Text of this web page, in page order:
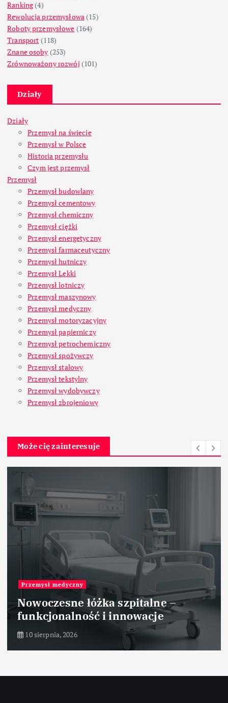
Ranking(4)
Rewolucja przemysłowa (15)
Roboty przemysłowe (164)
Transport (118)
Znane osoby (253)
Zrównoważony rozwój (101)
Działy
Działy
Przemysł na świecie
Przemysł w Polsce
Historia przemysłu
Czym jest przemysł
Przemysł
Przemysł budowlany
Przemysł cementowy
Przemysł chemiczny
Przemysł ciężki
Przemysł energetyczny
Przemysł farmaceutyczny
Przemysł hutniczy
Przemysł Lekki
Przemysł lotniczy
Przemysł maszynowy
Przemysł medyczny
Przemysł motoryzacyjny
Przemysł papierniczy
Przemysł petrochemiczny
Przemysł spożywczy
Przemysł stalowy
Przemysł tekstylny
Przemysł wydobywczy
Przemysł zbrojeniowy
Może cię zainteresuje
Przemysł medyczny
Nowoczesne łóżka szpitalne –
funkcjonalność i innowacje
10 sierpnia, 2026